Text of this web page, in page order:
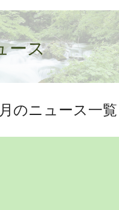
ース
のニュース一覧